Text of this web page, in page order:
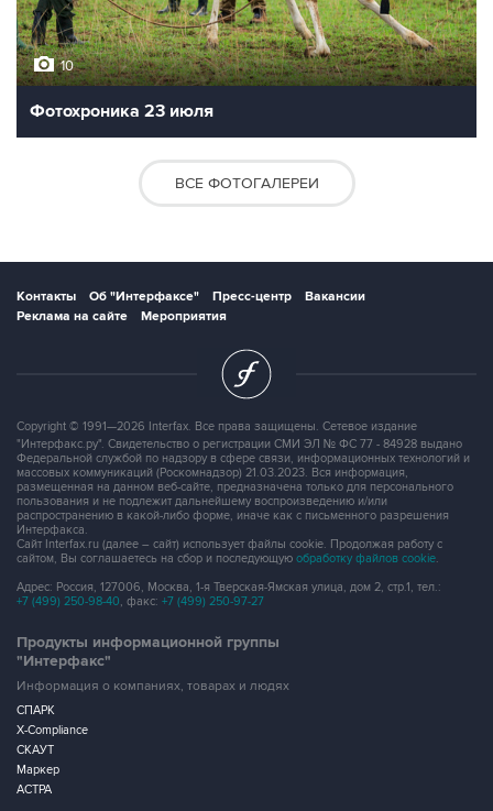
10
Фотохроника 23 июля
ВСЕ ФОТОГАЛЕРЕИ
Контакты Об "Интерфаксе" Пресс-центр
Вакансии
Реклама на сайте
Мероприятия
Copyright © 1991—2026 Interfax. Все права защищены. Сетевое издание
"Интерфакс.ру". Свидетельство о регистрации СМИ ЭЛ № ФС 77 - 84928 выдано
Федеральной службой по надзору в сфере связи, информационных технологий и
массовых коммуникаций (Роскомнадзор) 21.03.2023. Вся информация,
размещенная на данном веб-сайте, предназначена только для персонального
пользования и не подлежит дальнейшему воспроизведению и/или
распространению в какой-либо форме, иначе как с письменного разрешения
Интерфакса.
Сайт Interfax.ru (далее – сайт) использует файлы cookie. Продолжая работу с
сайтом, Вы соглашаетесь на сбор и последующую обработку файлов cookie.
Адрес: Россия, 127006, Москва, 1-я Тверская-Ямская улица, дом 2, стр.1, тел.:
+7 (499) 250-98-40, факс: +7 (499) 250-97-27
Продукты информационной группы
"Интерфакс"
Информация о компаниях, товарах и людях
СПАРК
X-Compliance
СКАУТ
Маркер
АСТРА